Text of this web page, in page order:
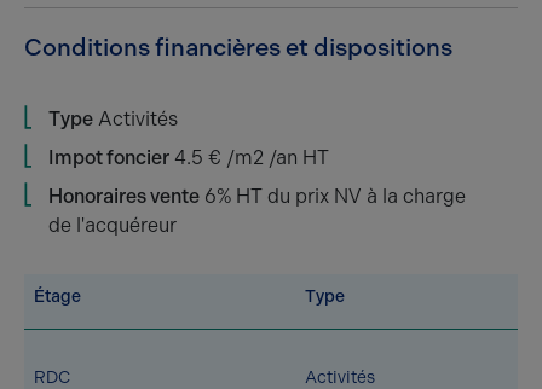
Conditions financières et dispositions
Type Activités
Impot foncier 4.5 € /m2 /an HT
Honoraires vente 6% HT du prix NV à la charge
de l'acquéreur
Étage Type
RDC Activités